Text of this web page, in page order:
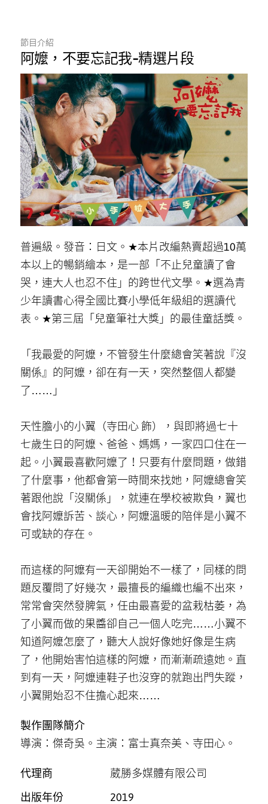
節目介紹
阿嬤，不要忘記我-精選片段
普遍級。發音：日文。★本片改編熱賣超過10萬
本以上的暢銷繪本，是一部「不止兒童讀了會
哭，連大人也忍不住」的跨世代文學。★選為青
少年讀書心得全國比賽小學低年級組的選讀代
表。★第三屆「兒童筆社大獎」的最佳童話獎。
「我最愛的阿嬤，不管發生什麼總會笑著說『沒
關係』的阿嬤，卻在有一天，突然整個人都變
了……」
天性膽小的小翼（寺田心 飾），與即將過七十
七歲生日的阿嬤、爸爸、媽媽，一家四口住在一
起。小翼最喜歡阿嬤了！只要有什麼問題，做錯
了什麼事，他都會第一時間來找她，阿嬤總會笑
著跟他說「沒關係」，就連在學校被欺負，翼也
會找阿嬤訴苦、談心，阿嬤溫暖的陪伴是小翼不
可或缺的存在。
而這樣的阿嬤有一天卻開始不一樣了，同樣的問
題反覆問了好幾次，最擅長的編織也編不出來，
常常會突然發脾氣，任由最喜愛的盆栽枯萎，為
了小翼而做的果醬卻自己一個人吃完……小翼不
知道阿嬤怎麼了，聽大人說好像她好像是生病
了，他開始害怕這樣的阿嬤，而漸漸疏遠她。直
到有一天，阿嬤連鞋子也沒穿的就跑出門失蹤，
小翼開始忍不住擔心起來……
製作團隊簡介
導演：傑奇吳。主演：富士真奈美、寺田心。
代理商
葳勝多媒體有限公司
出版年份
2019